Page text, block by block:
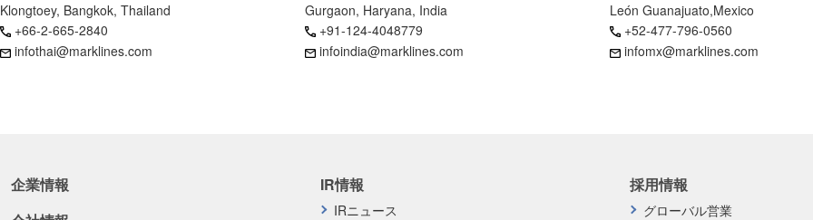
León Guanajuato,Mexico
+52-477-796-0560
infomx@marklines.com
Klongtoey, Bangkok, Thailand
+66-2-665-2840
infothai@marklines.com
Gurgaon, Haryana, India
+91-124-4048779
infoindia@marklines.com
企業情報 採用情報
グローバル営業
IR情報
IRニュース